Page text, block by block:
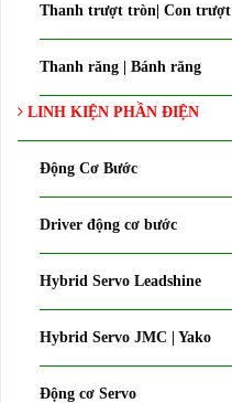
Thanh trượt tròn| Con trượt
Thanh răng | Bánh răng
LINH KIỆN PHẦN ĐIỆN
Động Cơ Bước
Driver động cơ bước
Hybrid Servo Leadshine
Hybrid Servo JMC | Yako
Động cơ Servo